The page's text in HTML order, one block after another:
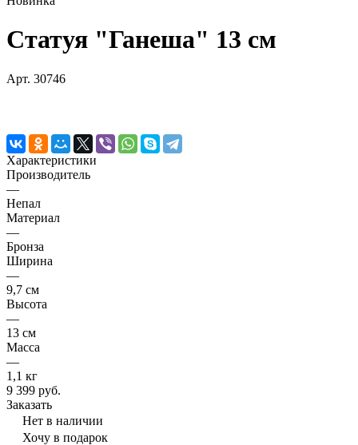
Статуя "Ганеша" 13 см
Арт. 30746
Характеристики
Производитель
—
Непал
Материал
—
Бронза
Ширина
—
9,7 см
Высота
—
13 см
Масса
—
1,1 кг
9 399 руб.
Заказать
Нет в наличии
Хочу в подарок